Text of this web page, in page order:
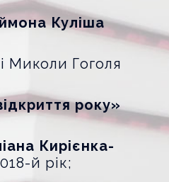
Куліша
Миколи Гоголя
року»
Кирієнка-
й рік;